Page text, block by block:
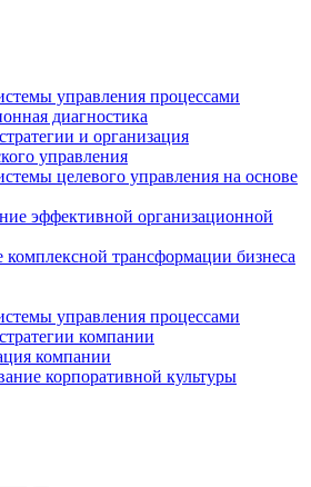
управления процессами
диагностика
и организация
управления
целевого управления на основе
эффективной организационной
комплексной трансформации бизнеса
управления процессами
компании
компании
корпоративной культуры